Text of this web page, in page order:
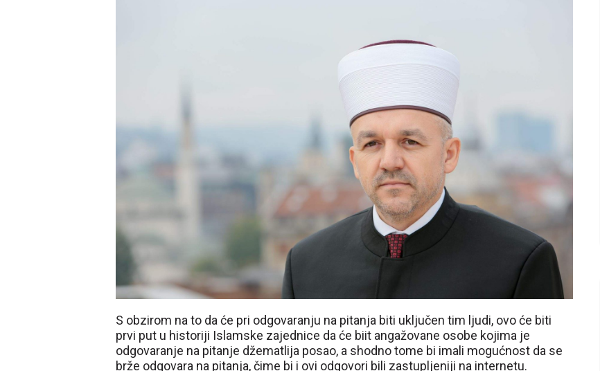
S obzirom na to da će pri odgovaranju na pitanja biti uključen tim ljudi, ovo će biti
prvi put u historiji Islamske zajednice da će biit angažovane osobe kojima je
odgovaranje na pitanje džematlija posao, a shodno tome bi imali mogućnost da se
brže odgovara na pitanja, čime bi i ovi odgovori bili zastupljeniji na internetu.